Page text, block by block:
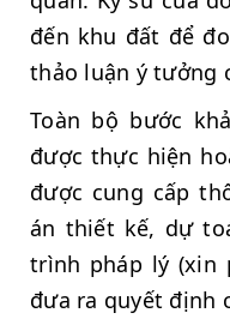
đến khu đất để
thảo luận ý tưởng
Toàn bộ bước
được thực hiện
được cung cấp
án thiết kế, dự
trình pháp lý (xin
đưa ra quyết định